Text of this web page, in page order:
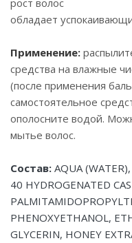
рост волос
обладает
Применение:
средства на влажные
(после применения
самостоятельное
ополосните водой.
мытье волос.
Состав: AQUA
40 HYDROGENATED
PHENOXYETHANOL,
GLYCERIN, HONEY